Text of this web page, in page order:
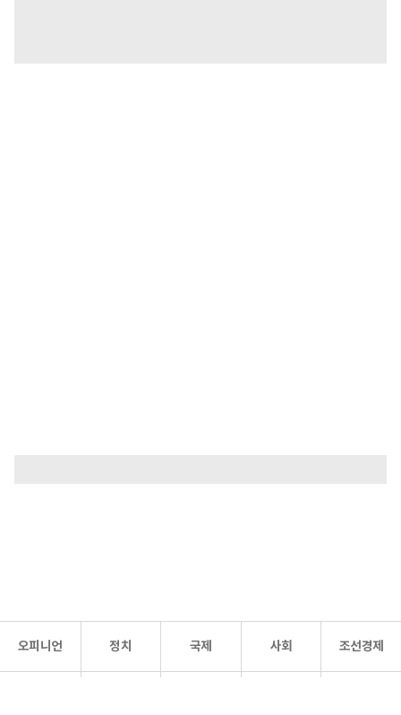
오피니언 정치 국제 사회 조선경제